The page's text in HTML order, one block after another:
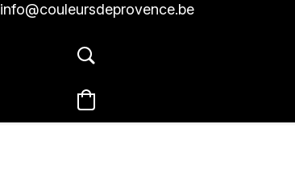
info@couleursdeprovence.be